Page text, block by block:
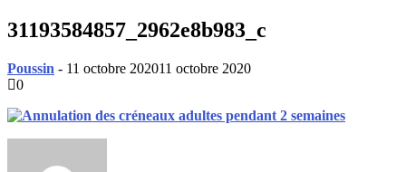
31193584857_2962e8b983_c
Poussin - 11 octobre 202011 octobre 2020
0